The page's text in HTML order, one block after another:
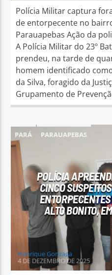
Polícia Militar captura
de entorpecente no
Parauapebas Ação da
A Polícia Militar do 23º
prendeu, na tarde de
homem identificado
da Silva, foragido da
Grupamento de
PARÁ PARAUAPEBAS
POLÍCIA
CINCO
ALTO BONITO,
Henrique Gonzaga
4 DE DEZEMBRO DE 2025